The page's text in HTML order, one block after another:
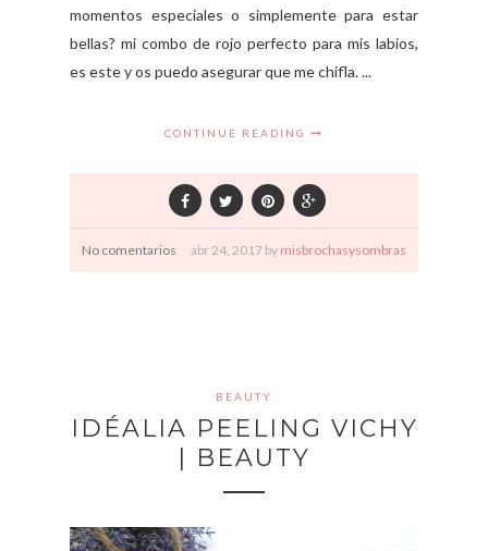
momentos especiales o simplemente para estar
bellas? mi combo de rojo perfecto para mis labios,
es este y os puedo asegurar que me chifla. ...
CONTINUE READING
No comentarios abr24, 2017 by misbrochasysombras
BEAUTY
IDÉALIA PEELING VICHY
| BEAUTY